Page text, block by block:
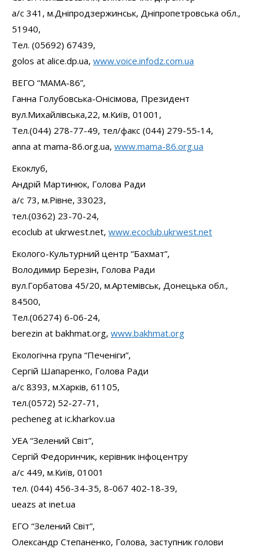
а/с 341, м.Дніпродзержинськ, Дніпропетровська обл.,
51940,
Тел. (05692) 67439,
golos at alice.dp.ua, www.voice.infodz.com.ua
ВЕГО “МАМА-86”,
Ганна Голубовська-Онісімова, Президент
вул.Михайлівська,22, м.Київ, 01001,
Тел.(044) 278-77-49, тел/факс (044) 279-55-14,
anna at mama-86.org.ua, www.mama-86.org.ua
Екоклуб,
Андрій Мартинюк, Голова Ради
а/с 73, м.Рівне, 33023,
тел.(0362) 23-70-24,
ecoclub at ukrwest.net, www.ecoclub.ukrwest.net
Еколого-Культурний центр “Бахмат”,
Володимир Березін, Голова Ради
вул.Горбатова 45/20, м.Артемівськ, Донецька обл.,
84500,
Тел.(06274) 6-06-24,
berezin at bakhmat.org, www.bakhmat.org
Екологічна група “Печеніги”,
Сергій Шапаренко, Голова Ради
а/с 8393, м.Харків, 61105,
тел.(0572) 52-27-71,
pecheneg at ic.kharkov.ua
УЕА “Зелений Світ”,
Сергій Федоринчик, керівник інфоцентру
а/с 449, м.Київ, 01001
тел. (044) 456-34-35, 8-067 402-18-39,
ueazs at inet.ua
ЕГО “Зелений Світ”,
Олександр Степаненко, Голова, заступник голови